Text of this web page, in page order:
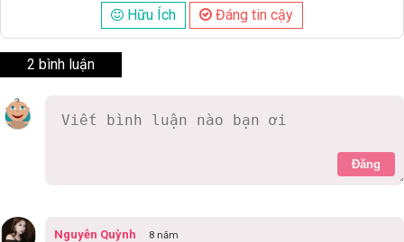
Hữu Ích
Đáng tin cậy
2 bình luận
Đăng
Nguyễn Quỳnh 8 năm